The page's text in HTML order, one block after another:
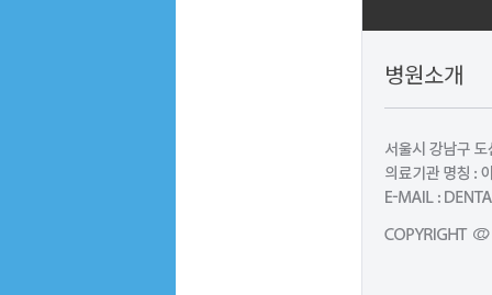
병원소개